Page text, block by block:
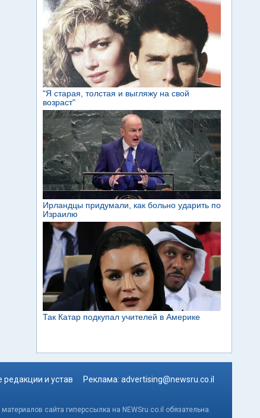
и устав Реклама: advertising@newsru.co.il
сайта гиперссылка на NEWSru.co.il обязательна.